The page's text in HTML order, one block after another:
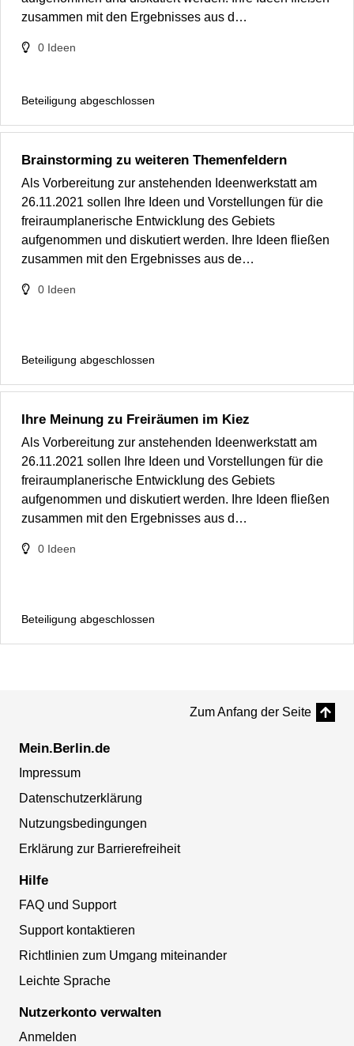
zusammen mit den Ergebnisses aus d…
0 Ideen
Beteiligung abgeschlossen
Brainstorming zu weiteren Themenfeldern
Als Vorbereitung zur anstehenden Ideenwerkstatt am
26.11.2021 sollen Ihre Ideen und Vorstellungen für die
freiraumplanerische Entwicklung des Gebiets
aufgenommen und diskutiert werden. Ihre Ideen fließen
zusammen mit den Ergebnisses aus de…
0 Ideen
Beteiligung abgeschlossen
Ihre Meinung zu Freiräumen im Kiez
Als Vorbereitung zur anstehenden Ideenwerkstatt am
26.11.2021 sollen Ihre Ideen und Vorstellungen für die
freiraumplanerische Entwicklung des Gebiets
aufgenommen und diskutiert werden. Ihre Ideen fließen
zusammen mit den Ergebnisses aus d…
0 Ideen
Beteiligung abgeschlossen
Zum Anfang der Seite
Mein.Berlin.de
Impressum
Datenschutzerklärung
Nutzungsbedingungen
Erklärung zur Barrierefreiheit
Hilfe
FAQ und Support
Support kontaktieren
Richtlinien zum Umgang miteinander
Leichte Sprache
Nutzerkonto verwalten
Anmelden